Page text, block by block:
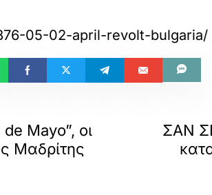
05-02-april-revolt-bulgaria/
Mayo”, oι
Μαδρίτης
ΣΑΝ